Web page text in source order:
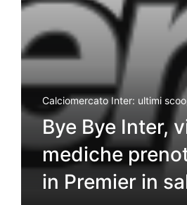
Calciomercato Inter: ultimi
Bye Bye Inter,
mediche
in Premier in